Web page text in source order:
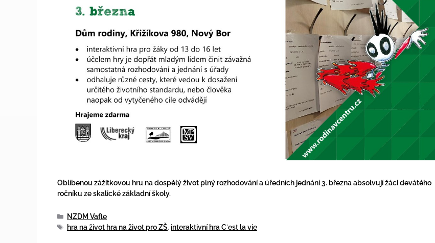
Oblíbenou zážitkovou hru na dospělý život plný rozhodování a úředních jednání 3. března absolvují žáci devátého
ročníku ze skalické základní školy.
NZDM Vafle
hra na život hra na život pro ZŠ, interaktivní hra C´est la vie